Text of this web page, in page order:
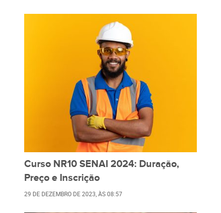
Curso NR10 SENAI 2024: Duração,
Preço e Inscrição
29 DE DEZEMBRO DE 2023, ÀS08:57